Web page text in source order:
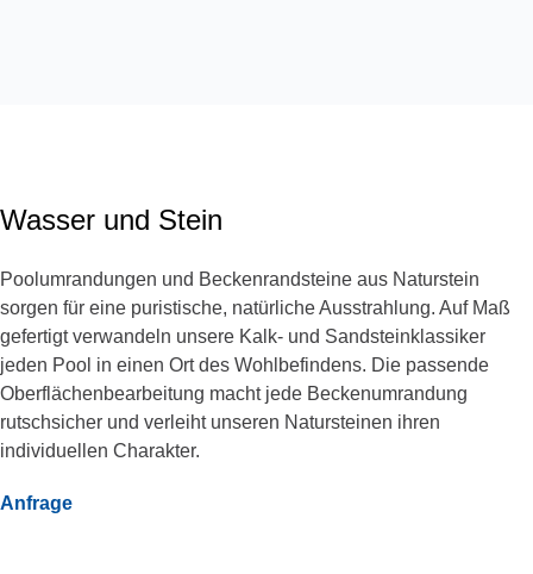
Wasser und Stein
Poolumrandungen und Beckenrandsteine aus Naturstein
sorgen für eine puristische, natürliche Ausstrahlung. Auf Maß
gefertigt verwandeln unsere Kalk- und Sandsteinklassiker
jeden Pool in einen Ort des Wohlbefindens. Die passende
Oberflächenbearbeitung macht jede Beckenumrandung
rutschsicher und verleiht unseren Natursteinen ihren
individuellen Charakter.
Anfrage